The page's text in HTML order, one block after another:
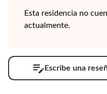
Esta residencia no
actualmente.
Escribe una